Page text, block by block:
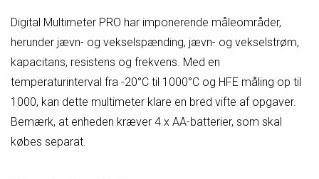
Digital Multimeter PRO har imponerende måleområder,
herunder jævn- og vekselspænding, jævn- og vekselstrøm,
kapacitans, resistens og frekvens. Med en
temperaturinterval fra -20°C til 1000°C og HFE måling op til
1000, kan dette multimeter klare en bred vifte af opgaver.
Bemærk, at enheden kræver 4 x AA-batterier, som skal
købes separat.